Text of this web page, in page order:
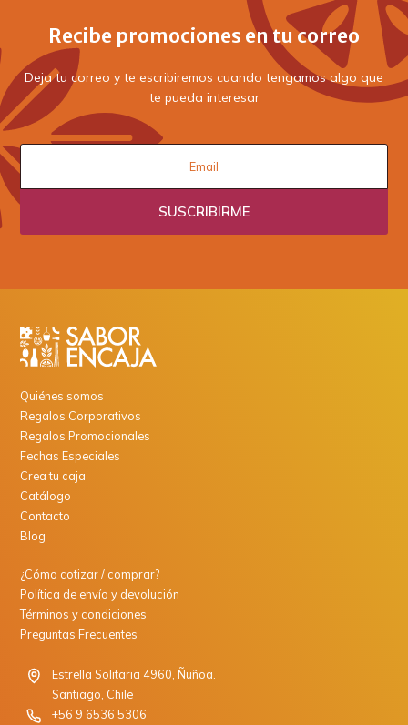
Recibe promociones en tu correo
Deja tu correo y te escribiremos cuando tengamos algo que
te pueda interesar
Quiénes somos
Regalos Corporativos
Regalos Promocionales
Fechas Especiales
Crea tu caja
Catálogo
Contacto
Blog
¿Cómo cotizar / comprar?
Política de envío y devolución
Términos y condiciones
Preguntas Frecuentes
Estrella Solitaria 4960, Ñuñoa.
Santiago, Chile
+56 9 6536 5306